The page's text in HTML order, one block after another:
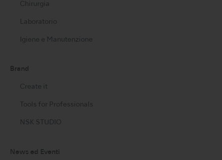
Chirurgia
Laboratorio
Igiene e Manutenzione
Brand
Create it
Tools for Professionals
NSK STUDIO
News ed Eventi